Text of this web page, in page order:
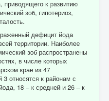
приводящего к развитию
зоб, гипотериоз,
дефицит йода
территории. Наиболее
зоб распространены
в числе которых
крае из 47
3 относятся к районам с
18 – к средней и 26 – к